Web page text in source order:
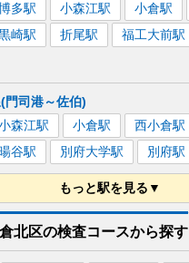
多駅 小森江駅 小倉駅
崎駅 折尾駅 福工大前駅
門司港～佐伯)
森江駅 小倉駅 西小倉駅
谷駅 別府大学駅 別府駅
もっと駅を見る▼
小倉駅 南小倉駅
北区の検査コースから探す